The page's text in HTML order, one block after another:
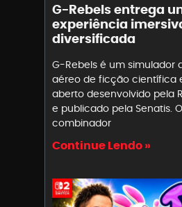
G-Rebels entrega
experiência
diversificada
G-Rebels é um simulador
aéreo de ficção científica
aberto desenvolvido pela
e publicado pela Senatis.
combinador
Continue Lendo »